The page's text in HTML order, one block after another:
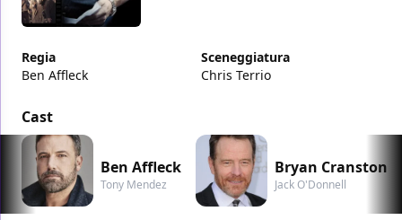
Regia
Ben Affleck
Sceneggiatura
Chris Terrio
Cast
Ben Affleck
Tony Mendez
Bryan Cranston
Jack O'Donnell